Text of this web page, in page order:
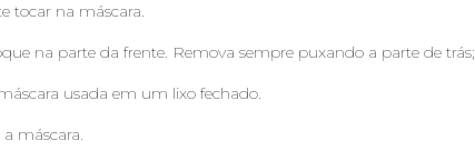
tocar na máscara.
na parte da frente. Remova sempre puxando a parte de trás;
usada em um lixo fechado.
máscara.